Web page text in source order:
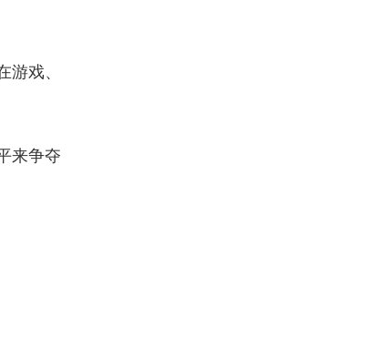
戏、
来争夺